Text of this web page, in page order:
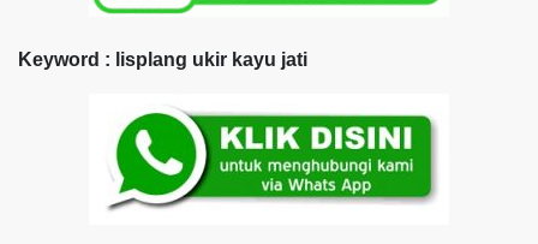
Keyword : lisplang ukir kayu jati